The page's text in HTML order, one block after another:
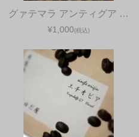
グァテマラ アンティグア …
¥1,000(税込)